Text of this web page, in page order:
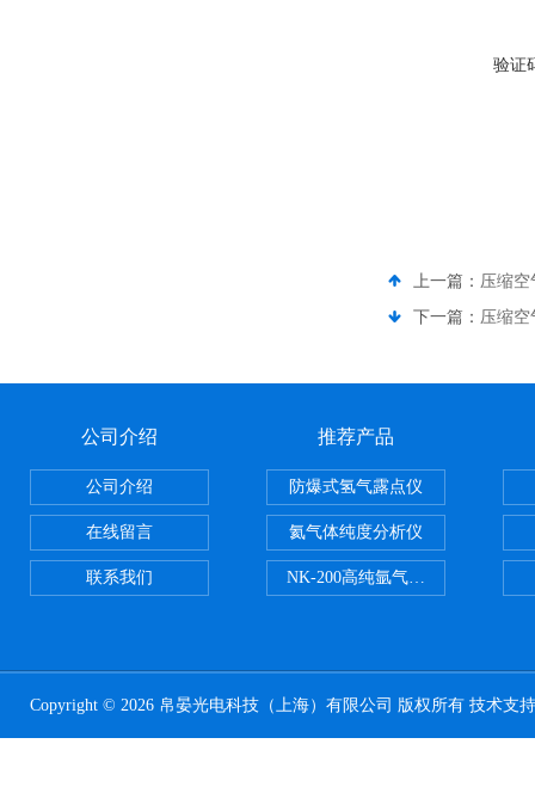
验证
上一篇： 压缩空
下一篇： 压缩空
公司介绍
公司介绍
在线留言
联系我们
推荐产品
防爆式氢气露点仪
氦气体纯度分析仪
NK-200高纯氩气纯度分析仪
Copyright © 2026 帛晏光电科技（上海）有限公司 版权所有 技术支